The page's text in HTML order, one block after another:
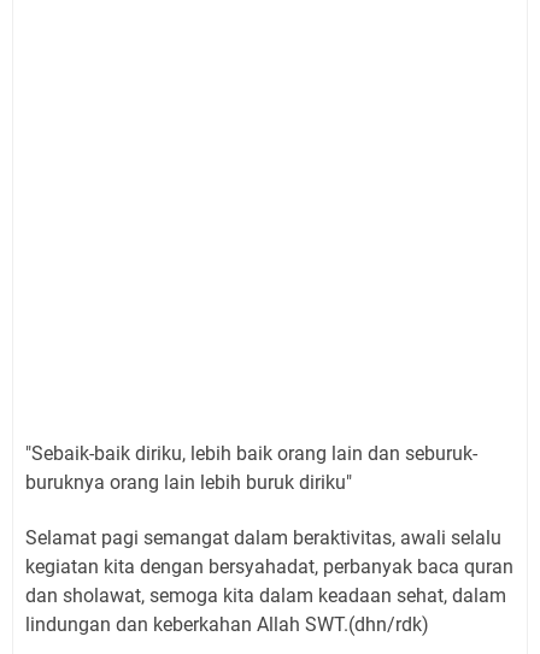
"Sebaik-baik diriku, lebih baik orang lain dan seburuk-
buruknya orang lain lebih buruk diriku"
Selamat pagi semangat dalam beraktivitas, awali selalu
kegiatan kita dengan bersyahadat, perbanyak baca quran
dan sholawat, semoga kita dalam keadaan sehat, dalam
lindungan dan keberkahan Allah SWT.(dhn/rdk)